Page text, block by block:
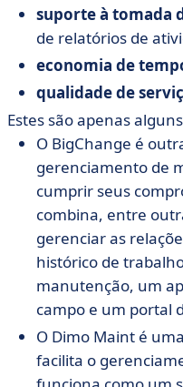
suporte à tomada
de relatórios de
economia de
qualidade de
Estes são apenas
O BigChange é
gerenciamento de
cumprir seus
combina, entre
gerenciar as
histórico de
manutenção, um
campo e um portal
O Dimo Maint é
facilita o